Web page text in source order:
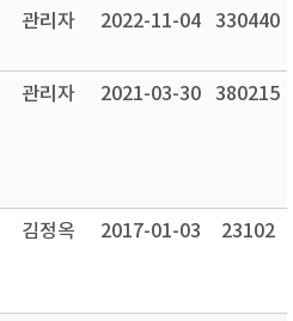
관리자 2022-11-04 330440
관리자 2021-03-30 380215
김정옥 2017-01-03 23102